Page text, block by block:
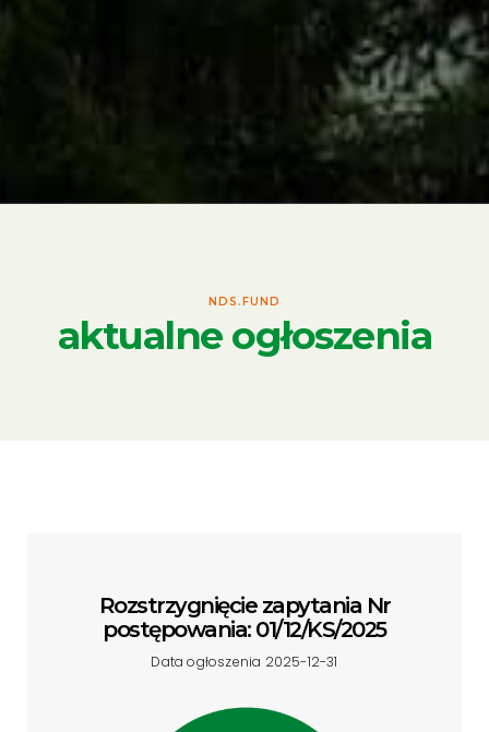
NDS.FUND
aktualne ogłoszenia
Rozstrzygnięcie zapytania Nr
postępowania: 01/12/KS/2025
Data ogłoszenia 2025-12-31